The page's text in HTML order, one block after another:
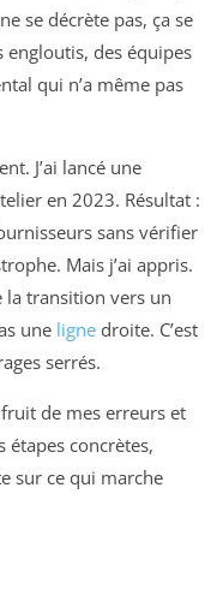
se décrète pas, ça se
engloutis, des équipes
qui n’a même pas
J’ai lancé une
en 2023. Résultat :
sans vérifier
Mais j’ai appris.
la transition vers un
une ligne droite. C’est
serrés.
de mes erreurs et
étapes concrètes,
sur ce qui marche